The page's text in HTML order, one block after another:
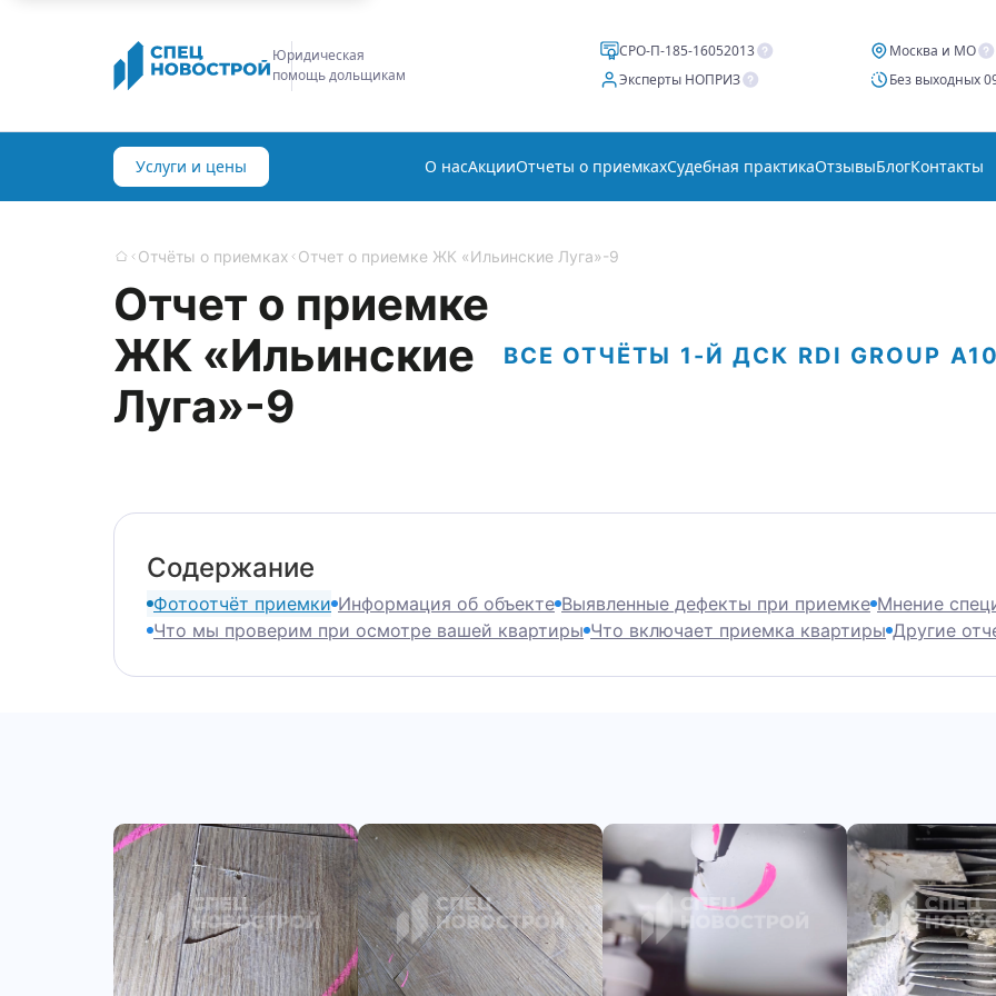
Строительная
экспертиза
СРО-П-185-16052013
Москва и МО
Эксперты НОПРИЗ
Без выходных
Услуги и цены О насАкцииОтчеты о приемкахСудебная практикаОтзывыБлогКонтакты
Главная
Отчёты о приемках Отчет о приемке ЖК «Ильинские Луга»-9
Отчет о приемке
ЖК «Ильинские
Луга»-9
ВСЕ ОТЧЁТЫ 1-Й ДСК RDI GROUP
Содержание
Фотоотчёт приемки Информация об объекте Выявленные дефекты при приемке Мнение
Что мы проверим при осмотре вашей квартиры Что включает приемка квартиры Другие отчеты